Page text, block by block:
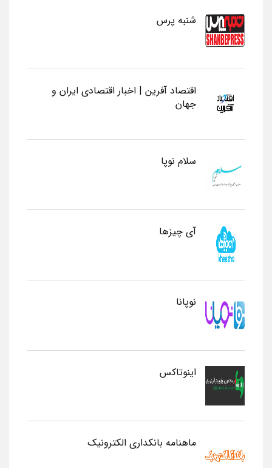
شنبه پرس
اقتصاد آفرین | اخبار اقتصادی ایران و
جهان
سلام نوپا
آی چیزها
نوپانا
اینوتاکس
ماهنامه بانکداری الکترونیک